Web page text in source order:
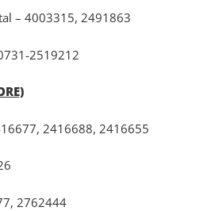
– 4003315, 2491863
2519212
2416688, 2416655
2762444